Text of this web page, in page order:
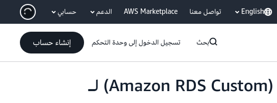
انتقل إلى المحتوى الرئيسي English تواصل معنا AWS Marketplace الدعم حسابي
بحث تسجيل الدخول إلى وحدة التحكم إنشاء حساب
خدمة قواعد البيانات العلائقية المخصصة من أمازون (Amazon RDS Custom) لـ